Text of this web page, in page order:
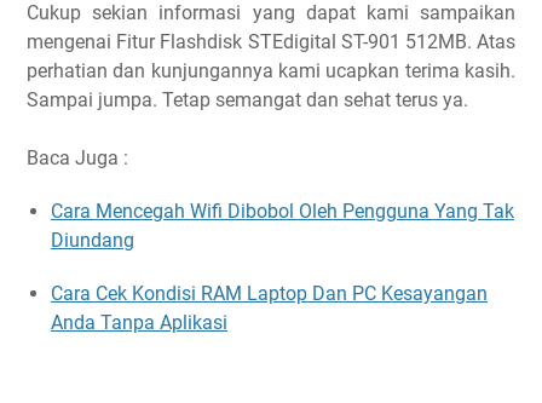
Cukup sekian informasi yang dapat kami sampaikan
mengenai Fitur Flashdisk STEdigital ST-901 512MB. Atas
perhatian dan kunjungannya kami ucapkan terima kasih.
Sampai jumpa. Tetap semangat dan sehat terus ya.
Baca Juga :
Cara Mencegah Wifi Dibobol Oleh Pengguna Yang Tak
Diundang
Cara Cek Kondisi RAM Laptop Dan PC Kesayangan
Anda Tanpa Aplikasi